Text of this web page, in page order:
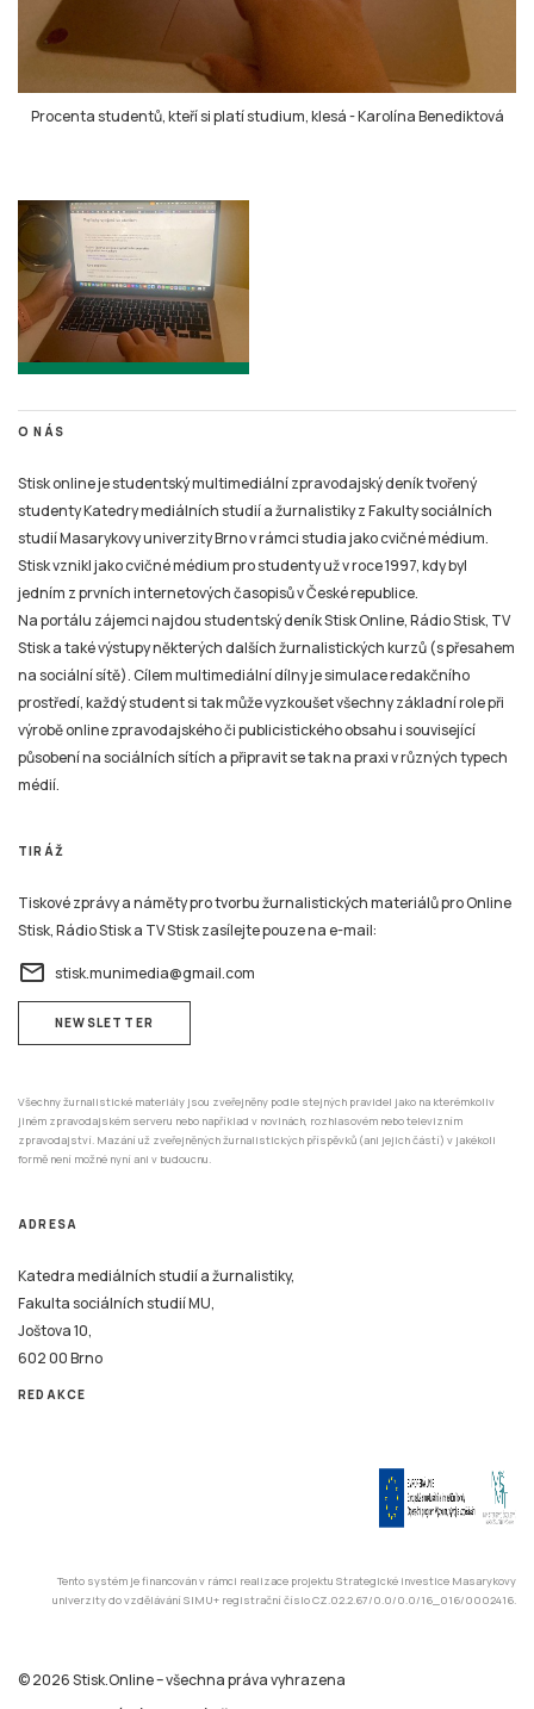
Procenta studentů, kteří si platí studium, klesá-Karolína Benediktová
O NÁS
Stisk online je studentský multimediální zpravodajský deník tvořený
studenty Katedry mediálních studií a žurnalistiky z Fakulty sociálních
studií Masarykovy univerzity Brno v rámci studia jako cvičné médium.
Stisk vznikl jako cvičné médium pro studenty už v roce 1997, kdy byl
jedním z prvních internetových časopisů v České republice.
Na portálu zájemci najdou studentský deník Stisk Online, Rádio Stisk, TV
Stisk a také výstupy některých dalších žurnalistických kurzů (s přesahem
na sociální sítě). Cílem multimediální dílny je simulace redakčního
prostředí, každý student si tak může vyzkoušet všechny základní role při
výrobě online zpravodajského či publicistického obsahu i související
působení na sociálních sítích a připravit se tak na praxi v různých typech
médií.
TIRÁŽ
Tiskové zprávy a náměty pro tvorbu žurnalistických materiálů pro Online
Stisk, Rádio Stisk a TV Stisk zasílejte pouze na e-mail:
email stisk.munimedia@gmail.com
NEWSLETTER
Všechny žurnalistické materiály jsou zveřejněny podle stejných pravidel jako na kterémkoliv
jiném zpravodajském serveru nebo například v novinách, rozhlasovém nebo televizním
zpravodajství. Mazání už zveřejněných žurnalistických příspěvků (ani jejich částí) v jakékoli
formě není možné nyní ani v budoucnu.
ADRESA
Katedra mediálních studií a žurnalistiky,
Fakulta sociálních studií MU,
Joštova 10,
602 00 Brno
REDAKCE
Tento systém je financován v rámci realizace projektu Strategické investice Masarykovy
univerzity do vzdělávání SIMU+ registrační číslo CZ.02.2.67/0.0/0.0/16_016/0002416.
© 2026 Stisk.Online – všechna práva vyhrazena